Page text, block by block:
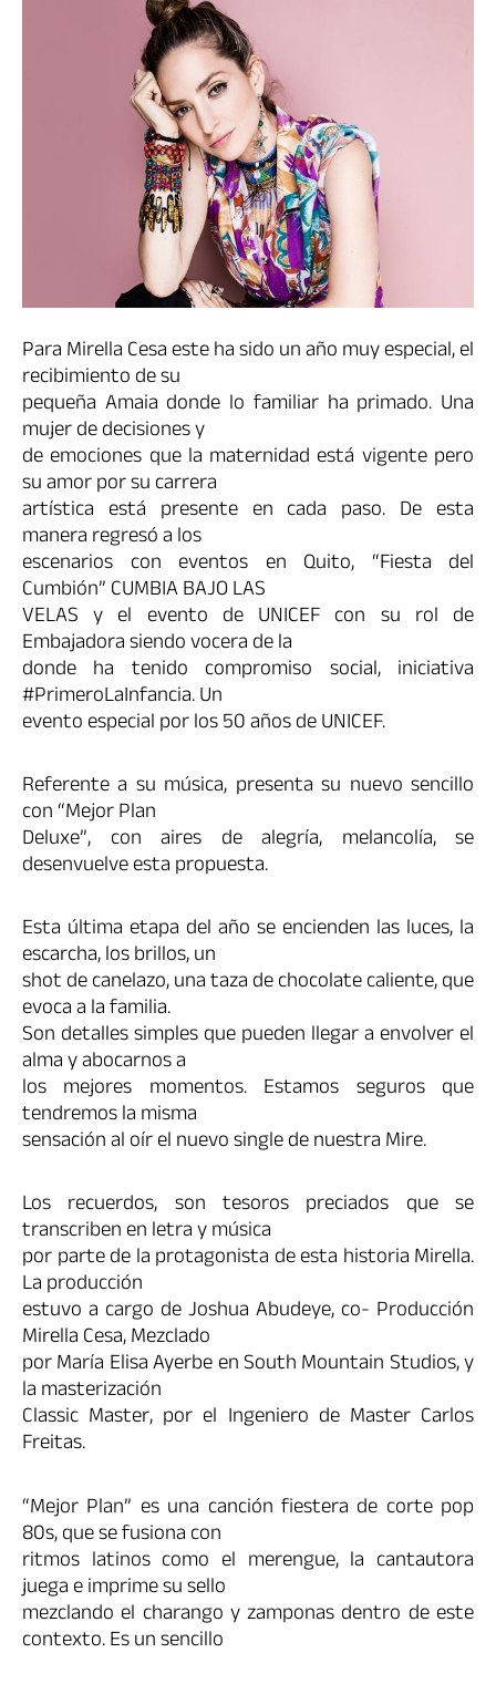
Para Mirella Cesa este ha sido un año muy especial, el
recibimiento de su
pequeña Amaia donde lo familiar ha primado. Una
mujer de decisiones y
de emociones que la maternidad está vigente pero
su amor por su carrera
artística está presente en cada paso. De esta
manera regresó a los
escenarios con eventos en Quito, “Fiesta del
Cumbión” CUMBIA BAJO LAS
VELAS y el evento de UNICEF con su rol de
Embajadora siendo vocera de la
donde ha tenido compromiso social, iniciativa
#PrimeroLaInfancia. Un
evento especial por los 50 años de UNICEF.
Referente a su música, presenta su nuevo sencillo
con “Mejor Plan
Deluxe”, con aires de alegría, melancolía, se
desenvuelve esta propuesta.
Esta última etapa del año se encienden las luces, la
escarcha, los brillos, un
shot de canelazo, una taza de chocolate caliente, que
evoca a la familia.
Son detalles simples que pueden llegar a envolver el
alma y abocarnos a
los mejores momentos. Estamos seguros que
tendremos la misma
sensación al oír el nuevo single de nuestra Mire.
Los recuerdos, son tesoros preciados que se
transcriben en letra y música
por parte de la protagonista de esta historia Mirella.
La producción
estuvo a cargo de Joshua Abudeye, co- Producción
Mirella Cesa, Mezclado
por María Elisa Ayerbe en South Mountain Studios, y
la masterización
Classic Master, por el Ingeniero de Master Carlos
Freitas.
“Mejor Plan” es una canción fiestera de corte pop
80s, que se fusiona con
ritmos latinos como el merengue, la cantautora
juega e imprime su sello
mezclando el charango y zamponas dentro de este
contexto. Es un sencillo